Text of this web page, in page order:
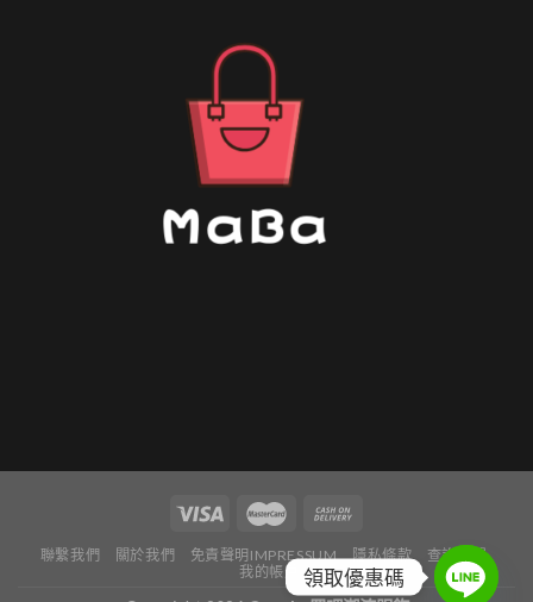
聯繫我們 關於我們 免責聲明IMPRESSUM 隱私條款
查詢訂單
我的帳戶
領取優惠碼